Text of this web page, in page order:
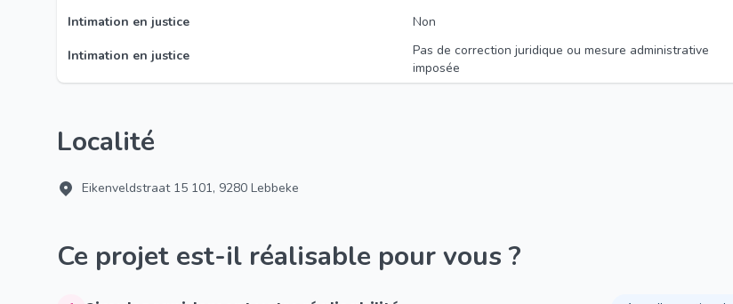
Intimation en justice
Non
Intimation en justice
Pas de correction juridique ou mesure administrative
imposée
Localité
Eikenveldstraat 15 101, 9280 Lebbeke
Ce projet est-il réalisable pour vous ?